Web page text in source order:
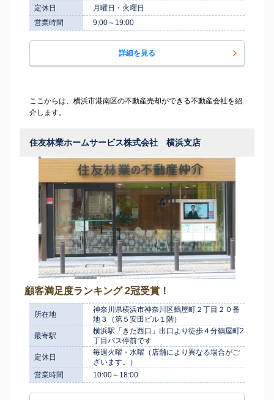
定休日
月曜日・火曜日
営業時間
9:00～19:00
詳細を見る
ここからは、横浜市港南区の不動産売却ができる不動産会社を紹
介します。
住友林業ホームサービス株式会社 横浜支店
顧客満足度ランキング 2冠受賞！
所在地
神奈川県横浜市神奈川区鶴屋町２丁目２０番
地３（第５安田ビル１階）
最寄駅
横浜駅「きた西口」出口より徒歩４分鶴屋町2
丁目バス停前です
定休日
毎週火曜・水曜（店舗により異なる場合がご
ざいます。）
営業時間
10:00～18:00